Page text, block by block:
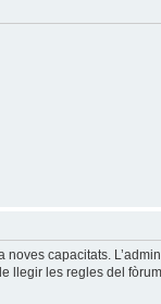
capacitats.
llegir les regles del